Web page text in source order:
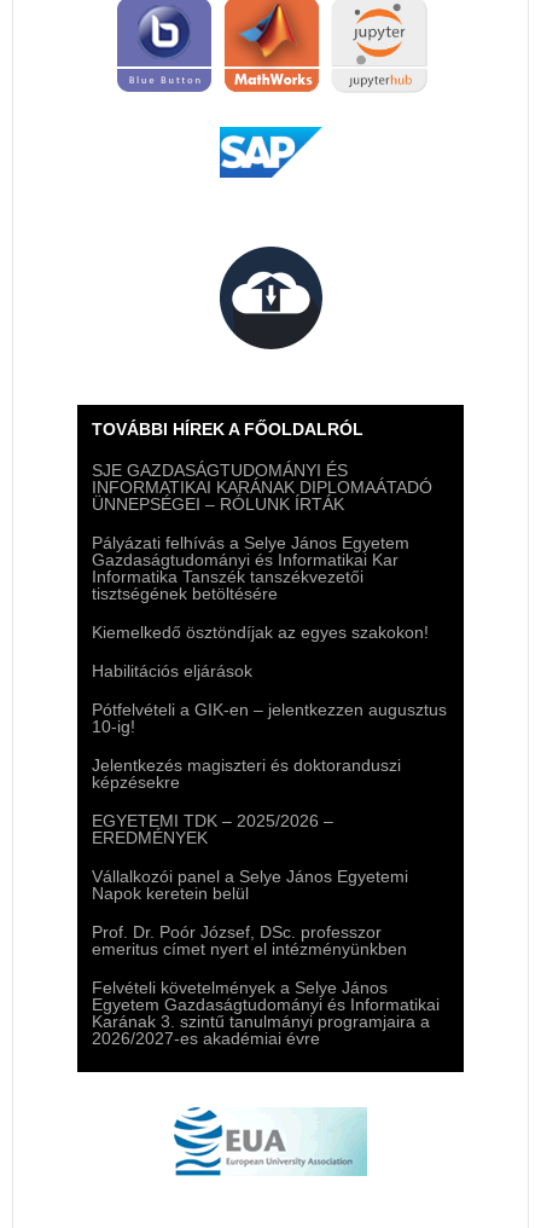
TOVÁBBI HÍREK A FŐOLDALRÓL
SJE GAZDASÁGTUDOMÁNYI ÉS
INFORMATIKAI KARÁNAK DIPLOMAÁTADÓ
ÜNNEPSÉGEI – RÓLUNK ÍRTÁK
Pályázati felhívás a Selye János Egyetem
Gazdaságtudományi és Informatikai Kar
Informatika Tanszék tanszékvezetői
tisztségének betöltésére
Kiemelkedő ösztöndíjak az egyes szakokon!
Habilitációs eljárások
Pótfelvételi a GIK-en – jelentkezzen augusztus
10-ig!
Jelentkezés magiszteri és doktoranduszi
képzésekre
EGYETEMI TDK – 2025/2026 –
EREDMÉNYEK
Vállalkozói panel a Selye János Egyetemi
Napok keretein belül
Prof. Dr. Poór József, DSc. professzor
emeritus címet nyert el intézményünkben
Felvételi követelmények a Selye János
Egyetem Gazdaságtudományi és Informatikai
Karának 3. szintű tanulmányi programjaira a
2026/2027-es akadémiai évre